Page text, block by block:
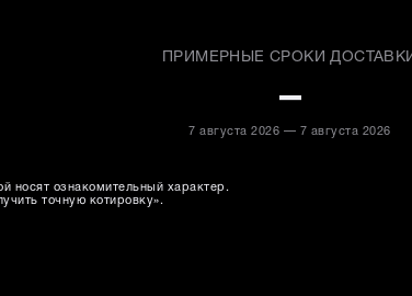
ПРИМЕРНЫЕ СРОКИ
–
7 августа 2026 — 7 августа 2026
носят ознакомительный характер.
точную котировку».